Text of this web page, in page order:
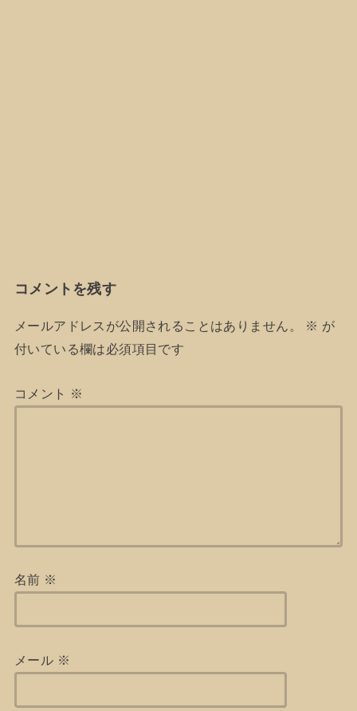
コメントを残す
メールアドレスが公開されることはありません。 ※ が
付いている欄は必須項目です
コメント ※
名前 ※
メール ※